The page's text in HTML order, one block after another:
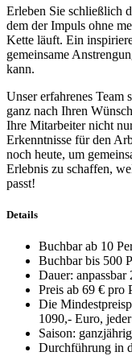
Erleben Sie schließlich
dem der Impuls ohne
Kette läuft. Ein
gemeinsame
kann.
Unser erfahrenes Team
ganz nach Ihren
Ihre Mitarbeiter nicht
Erkenntnisse für den
noch heute, um
Erlebnis zu schaffen,
passt!
Details
Buchbar ab 10
Buchbar bis 500
Dauer: anpassbar
Preis ab 69 € pro
Die
1090,- Euro,
Saison: ganzjährig
Durchführung in